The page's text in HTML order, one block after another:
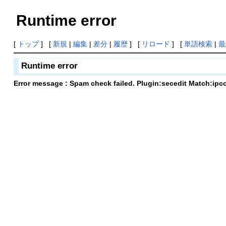
Runtime error
[ トップ] [ 新規 | 編集| 差分| 履歴] [ リロード ] [ 単語検索|
Runtime error
Error message : Spam check failed. Plugin:secedit